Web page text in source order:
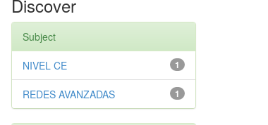
Discover
Subject
1
NIVEL CE
1
REDES AVANZADAS